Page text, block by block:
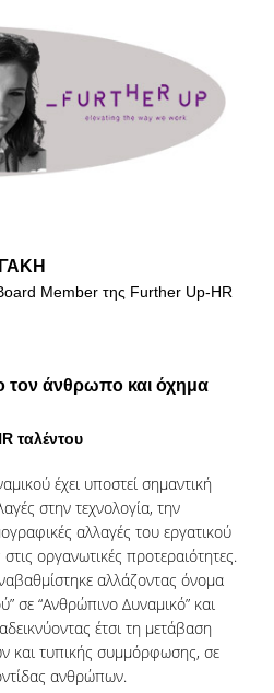
ΦΟΙΤΗΣΗΣ
ΦΟΙΤΗΣΗΣ
ΠΑΡΑΠΟΝΩΝ
ΕΡΓΑΣΙΕΣ
SERIES
ΣΤΗΝ ΕΡΕΥΝΑ
Member της Further Up-HR
τον άνθρωπο και όχημα
ταλέντου
έχει υποστεί σημαντική
στην τεχνολογία, την
αλλαγές του εργατικού
οργανωτικές προτεραιότητες.
αλλάζοντας όνομα
σε “Ανθρώπινο Δυναμικό” και
έτσι τη μετάβαση
και τυπικής συμμόρφωσης, σε
ανθρώπων.